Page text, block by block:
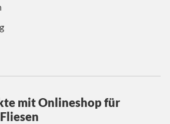
mit Onlineshop für